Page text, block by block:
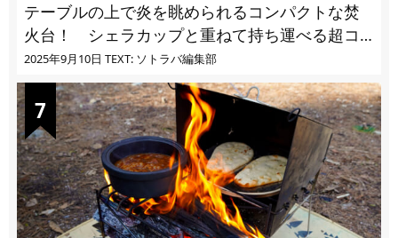
テーブルの上で炎を眺められるコンパクトな焚
火台！ シェラカップと重ねて持ち運べる超コ
ンパクト収納
2025年9月10日 TEXT: ソトラバ編集部